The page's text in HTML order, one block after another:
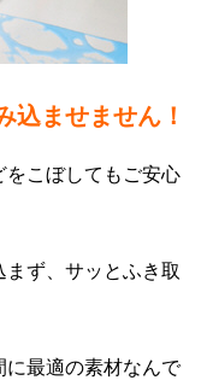
込ませません！
をこぼしてもご安心
ず、サッとふき取
最適の素材なんで